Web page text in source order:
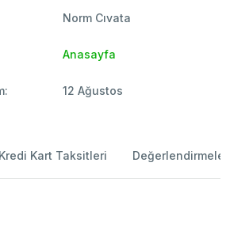
Norm Cıvata
Anasayfa
12 Ağustos
Kredi Kart Taksitleri Değerlendirmeler